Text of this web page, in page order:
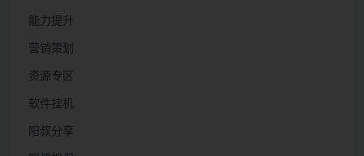
能力提升
营销策划
资源专区
软件挂机
阳叔分享